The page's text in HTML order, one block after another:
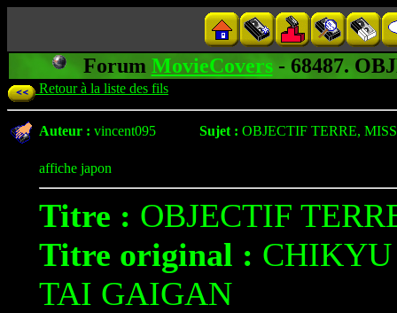
Forum MovieCovers- 68487.
Retour à la liste des fils
Auteur : vincent095 Sujet : OBJECTIF TERRE,
affiche japon
Titre : OBJECTIF
Titre original :
TAI GAIGAN